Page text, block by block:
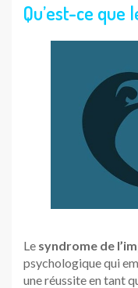
Qu’est-ce que
Le syndrome de
psychologique qui
une réussite en tant